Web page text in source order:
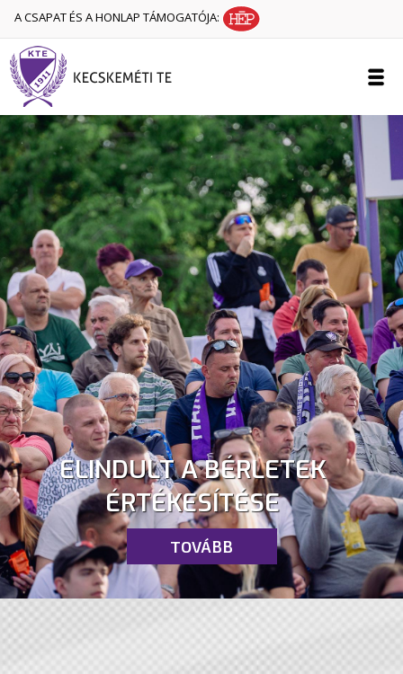
A CSAPAT ÉS A HONLAP TÁMOGATÓJA:
ELINDULT A BÉRLETEK
ÉRTÉKESÍTÉSE
TOVÁBB